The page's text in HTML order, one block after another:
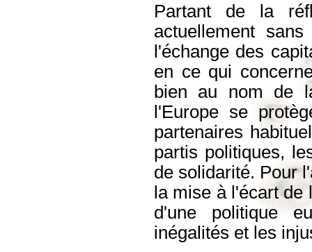
Partant de la
actuellement
l'échange des
en ce qui
bien au nom de
l'Europe se
partenaires
partis politiques,
de solidarité. Pour
la mise à l'écart de
d'une politique
inégalités et les